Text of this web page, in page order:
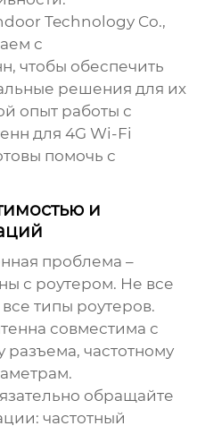
Technology Co.,
с
чтобы обеспечить
решения для их
опыт работы с
для 4G Wi-Fi
помочь с
и
проблема –
с роутером. Не все
типы роутеров.
совместима с
частотному
обращайте
частотный